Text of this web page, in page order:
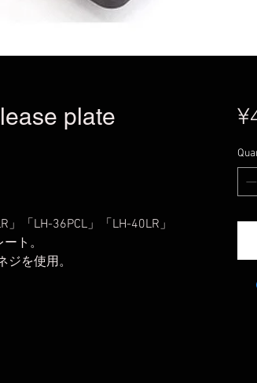
plate
「LH-36PCL」「LH-40LR」
ト。
を使用。